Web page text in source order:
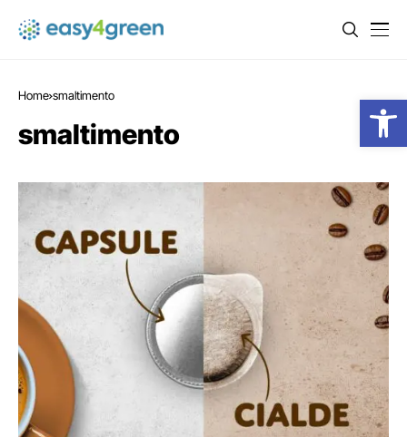
Home smaltimento
smaltimento